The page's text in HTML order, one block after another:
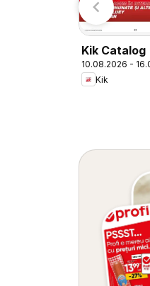
Kik Catalog
10.08.2026 -
Kik